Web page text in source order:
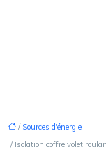
/ Sources d'énergie
/ Isolation coffre volet